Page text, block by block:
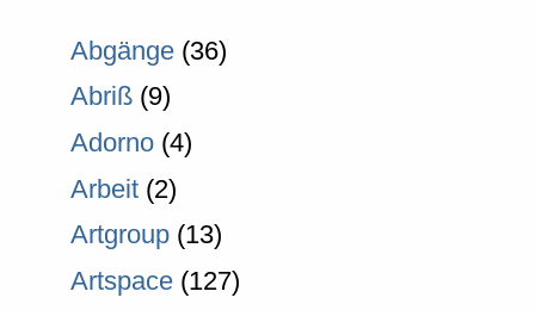
Abgänge(36)
Abriß(9)
Adorno(4)
Arbeit(2)
Artgroup(13)
Artspace(127)